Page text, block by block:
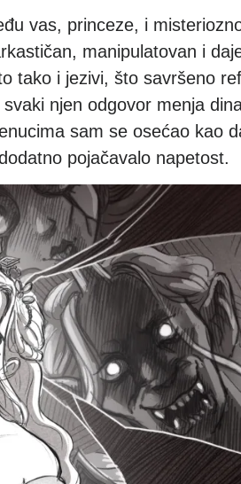
vas, princeze, i
manipulatovan i
tako i jezivi, što savršeno
njen odgovor menja
sam se osećao kao
pojačavalo napetost.